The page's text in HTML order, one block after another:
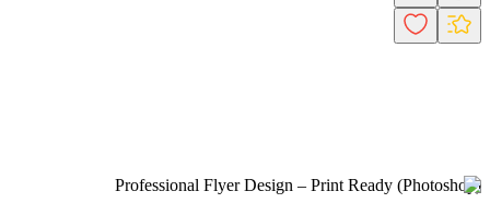
Professional Flyer Design – Print Ready (Photoshop)